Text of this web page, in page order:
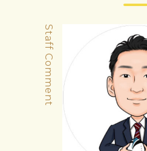
Staff Comment